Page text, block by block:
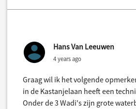
Hans Van Leeuwen
4 years ago
Graag wil ik het volgende
in de Kastanjelaan heeft een
Onder de 3 Wadi's zijn grote